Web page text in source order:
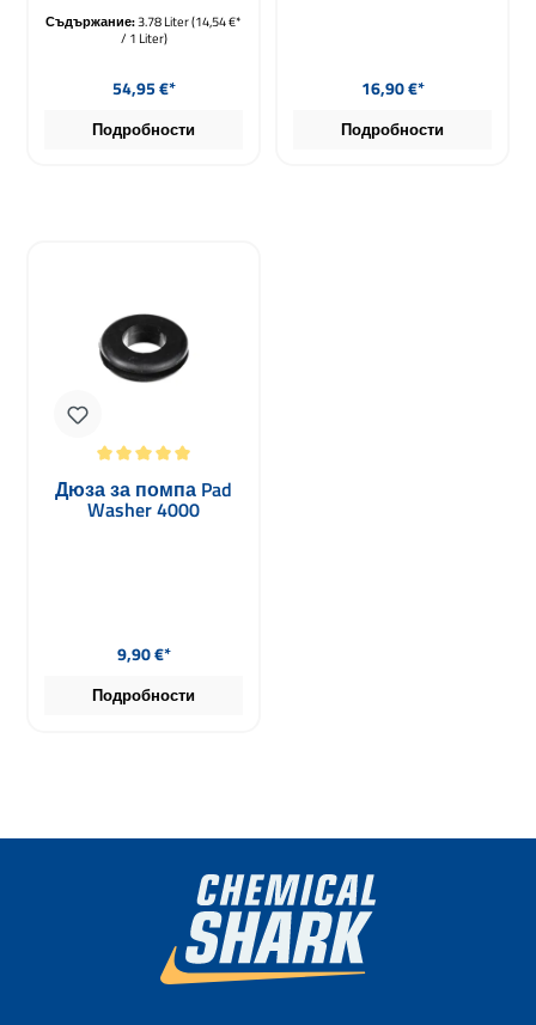
Съдържание:3.78 Liter(14,54 €*
/ 1 Liter)
Редовна цена:
54,95 €*
Подробности
Редовна цена:
16,90 €*
Подробности
Средна оценка за 5 от 5 звезди
Дюза за помпа Pad
Washer 4000
Редовна цена:
9,90 €*
Подробности